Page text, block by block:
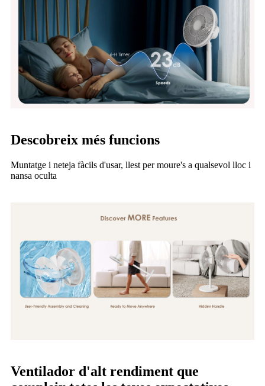
Descobreix més funcions
Muntatge i neteja fàcils d'usar, llest per moure's a qualsevol lloc i
nansa oculta
Ventilador d'alt rendiment que